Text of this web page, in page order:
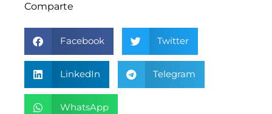
Comparte
Facebook Twitter
LinkedIn Telegram
WhatsApp